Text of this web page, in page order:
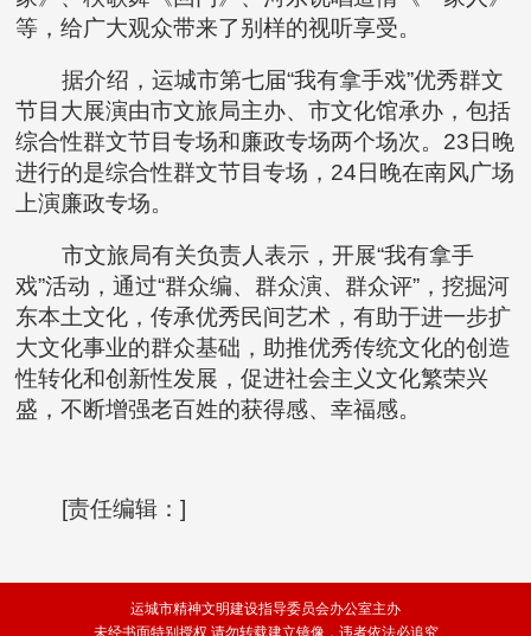
等，给广大观众带来了别样的视听享受。
据介绍，运城市第七届“我有拿手戏”优秀群文
节目大展演由市文旅局主办、市文化馆承办，包括
综合性群文节目专场和廉政专场两个场次。23日晚
进行的是综合性群文节目专场，24日晚在南风广场
上演廉政专场。
市文旅局有关负责人表示，开展“我有拿手
戏”活动，通过“群众编、群众演、群众评”，挖掘河
东本土文化，传承优秀民间艺术，有助于进一步扩
大文化事业的群众基础，助推优秀传统文化的创造
性转化和创新性发展，促进社会主义文化繁荣兴
盛，不断增强老百姓的获得感、幸福感。
[责任编辑：]
运城市精神文明建设指导委员会办公室主办
未经书面特别授权,请勿转载建立镜像，违者依法必追究